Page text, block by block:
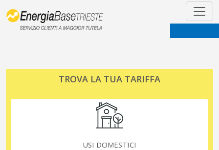
TROVA LA TUA TARIFFA
USI DOMESTICI